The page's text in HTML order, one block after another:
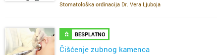
Stomatološka ordinacija Dr. Vera Ljuboja
BESPLATNO
Čišćenje zubnog kamenca